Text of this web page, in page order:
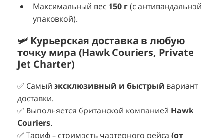
Максимальный вес 150 г(с антивандальной
упаковкой).
🛩 Курьерская доставка в любую
точку мира (Hawk Couriers, Private
Jet Charter)
✅ Самый эксклюзивный и быстрый вариант
доставки.
✅ Выполняется британской компанией Hawk
Couriers.
✅ Тариф – стоимость чартерного рейса (от